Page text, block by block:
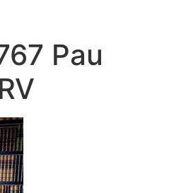
Pau